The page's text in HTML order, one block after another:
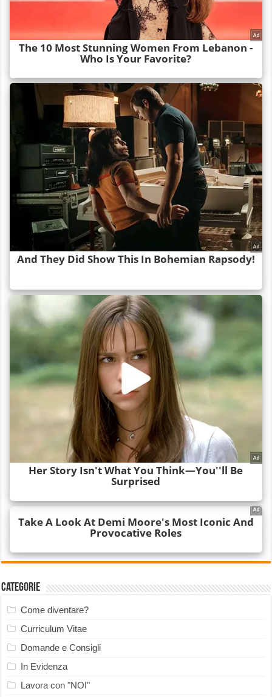
Categorie
Come diventare?
Curriculum Vitae
Domande e Consigli
In Evidenza
Lavora con "NOI"